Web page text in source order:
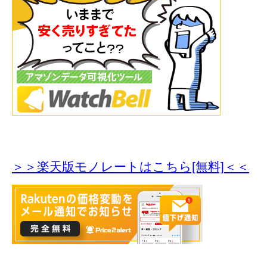
＞＞楽天版モノレートはこちら[無料]＜＜